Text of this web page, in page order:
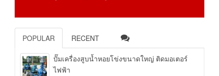
POPULAR RECENT
ปั๊มเครื่องสูบน้ำหอยโข่งขนาดใหญ่ ติดมอเตอร์
ไฟฟ้า